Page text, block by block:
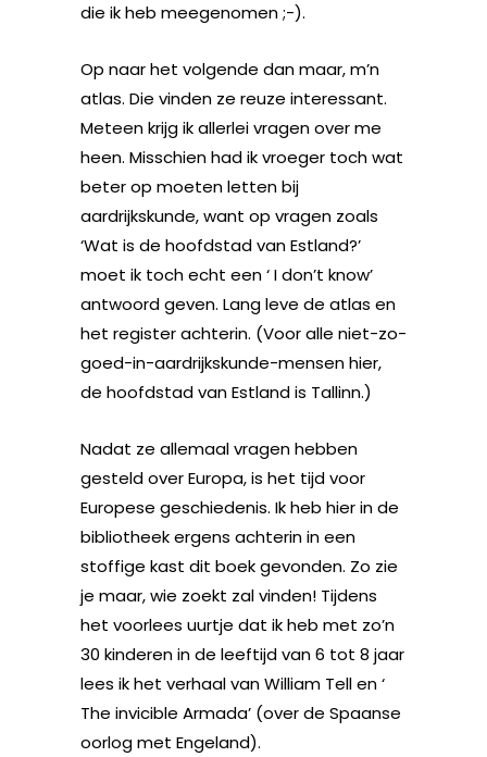
die ik heb meegenomen ;-).
Op naar het volgende dan maar, m’n
atlas. Die vinden ze reuze interessant.
Meteen krijg ik allerlei vragen over me
heen. Misschien had ik vroeger toch wat
beter op moeten letten bij
aardrijkskunde, want op vragen zoals
‘Wat is de hoofdstad van Estland?’
moet ik toch echt een ‘ I don’t know’
antwoord geven. Lang leve de atlas en
het register achterin. (Voor alle niet-zo-
goed-in-aardrijkskunde-mensen hier,
de hoofdstad van Estland is Tallinn.)
Nadat ze allemaal vragen hebben
gesteld over Europa, is het tijd voor
Europese geschiedenis. Ik heb hier in de
bibliotheek ergens achterin in een
stoffige kast dit boek gevonden. Zo zie
je maar, wie zoekt zal vinden! Tijdens
het voorlees uurtje dat ik heb met zo’n
30 kinderen in de leeftijd van 6 tot 8 jaar
lees ik het verhaal van William Tell en ‘
The invicible Armada’ (over de Spaanse
oorlog met Engeland).